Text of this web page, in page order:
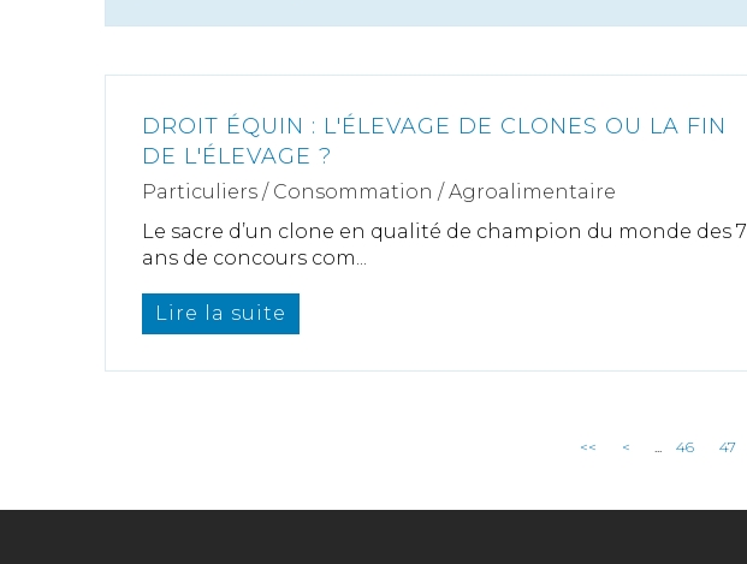
DROIT ÉQUIN : L'ÉLEVAGE DE CLONES OU LA FIN
DE L'ÉLEVAGE ?
Particuliers / Consommation /Agroalimentaire
Le sacre d’un clone en qualité de champion du monde des 7
ans de concours com...
Lire la suite
<< < ... 46 47